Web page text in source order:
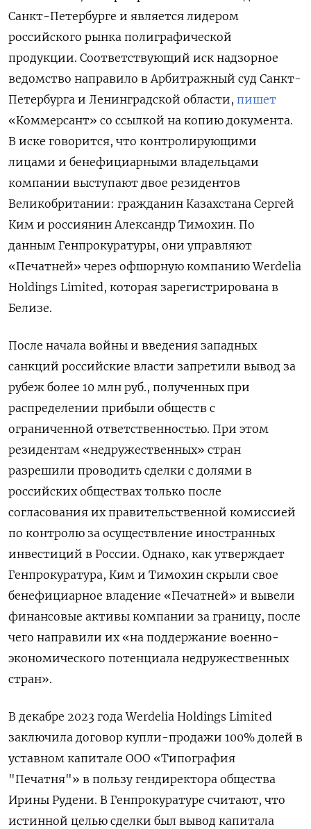
Санкт-Петербурге и является лидером
российского рынка полиграфической
продукции. Соответствующий иск надзорное
ведомство направило в Арбитражный суд Санкт-
Петербурга и Ленинградской области, пишет
«Коммерсант» со ссылкой на копию документа.
В иске говорится, что контролирующими
лицами и бенефициарными владельцами
компании выступают двое резидентов
Великобритании: гражданин Казахстана Сергей
Ким и россиянин Александр Тимохин. По
данным Генпрокуратуры, они управляют
«Печатней» через офшорную компанию Werdelia
Holdings Limited, которая зарегистрирована в
Белизе.
После начала войны и введения западных
санкций российские власти запретили вывод за
рубеж более 10 млн руб., полученных при
распределении прибыли обществ с
ограниченной ответственностью. При этом
резидентам «недружественных» стран
разрешили проводить сделки с долями в
российских обществах только после
согласования их правительственной комиссией
по контролю за осуществление иностранных
инвестиций в России. Однако, как утверждает
Генпрокуратура, Ким и Тимохин скрыли свое
бенефициарное владение «Печатней» и вывели
финансовые активы компании за границу, после
чего направили их «на поддержание военно-
экономического потенциала недружественных
стран».
В декабре 2023 года Werdelia Holdings Limited
заключила договор купли-продажи 100% долей в
уставном капитале ООО «Типография
"Печатня"» в пользу гендиректора общества
Ирины Рудени. В Генпрокуратуре считают, что
истинной целью сделки был вывод капитала